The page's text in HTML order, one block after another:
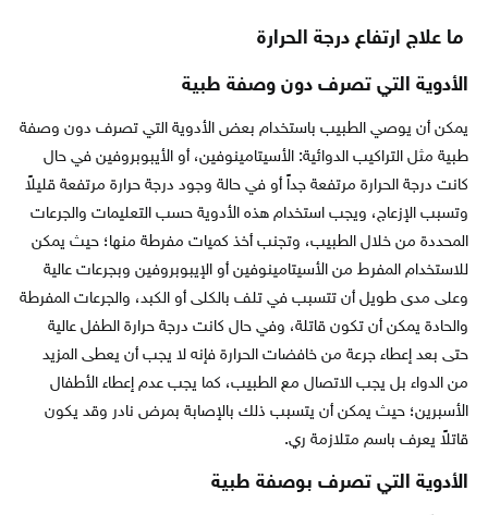
ما علاج ارتفاع درجة الحرارة
الأدوية التي تصرف دون وصفة طبية
يمكن أن يوصي الطبيب باستخدام بعض الأدوية التي تصرف دون وصفة
طبية مثل التراكيب الدوائية: الأسيتامينوفين، أو الأيبوبروفين في حال
كانت درجة الحرارة مرتفعة جداً أو في حالة وجود درجة حرارة مرتفعة قليلاً
وتسبب الإزعاج، ويجب استخدام هذه الأدوية حسب التعليمات والجرعات
المحددة من خلال الطبيب، وتجنب أخذ كميات مفرطة منها؛ حيث يمكن
للاستخدام المفرط من الأسيتامينوفين أو الإيبوبروفين وبجرعات عالية
وعلى مدى طويل أن تتسبب في تلف بالكلى أو الكبد، والجرعات المفرطة
والحادة يمكن أن تكون قاتلة، وفي حال كانت درجة حرارة الطفل عالية
حتى بعد إعطاء جرعة من خافضات الحرارة فإنه لا يجب أن يعطى المزيد
من الدواء بل يجب الاتصال مع الطبيب، كما يجب عدم إعطاء الأطفال
الأسبرين؛ حيث يمكن أن يتسبب ذلك بالإصابة بمرض نادر وقد يكون
قاتلاً يعرف باسم متلازمة ري.
الأدوية التي تصرف بوصفة طبية